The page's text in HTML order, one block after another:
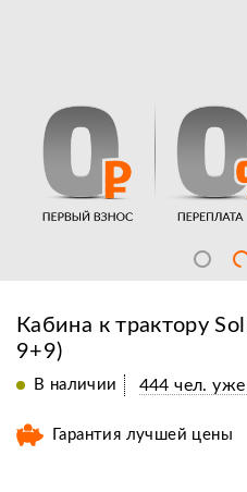
Кабина к трактору
9+9)
В наличии 444 чел.
Гарантия лучшей цены